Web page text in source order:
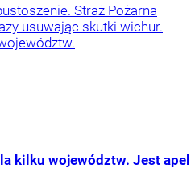
Straż Pożarna
usuwając skutki wichur.
kilku województw. Jest apel